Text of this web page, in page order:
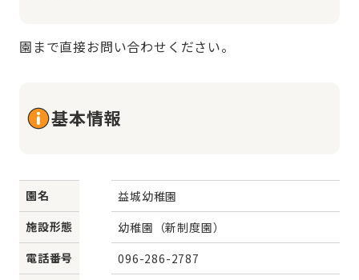
園まで直接お問い合わせください。
基本情報
園名
益城幼稚園
施設形態
幼稚園（新制度園）
電話番号
096-286-2787